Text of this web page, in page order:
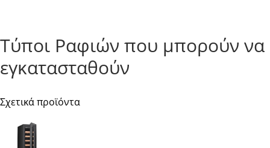
Τύποι Ραφιών που μπορούν να
εγκατασταθούν
Σχετικά προϊόντα